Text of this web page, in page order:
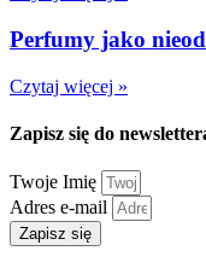
Perfumy jako
Czytaj więcej »
Zapisz się do
Twoje Imię
Adres e-mail
Zapisz się